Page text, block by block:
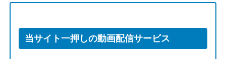
当サイト一押しの動画配信サービス